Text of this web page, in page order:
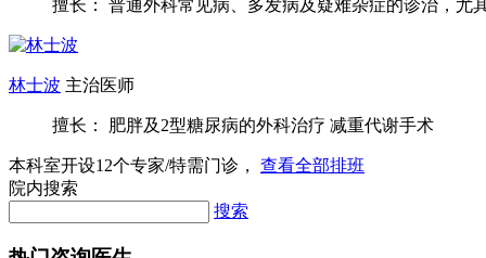
林士波 主治医师
擅长： 肥胖及2型糖尿病的外科治疗 减重代谢手术
本科室开设12个专家/特需门诊，查看全部排班
院内搜索
搜索
热门咨询医生